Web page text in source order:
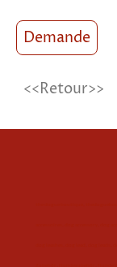
Demande
<<Retour>>